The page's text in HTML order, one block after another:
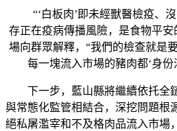
“‘白板肉’即未經獸醫檢疫、沒
存正在疫病傳播風險，是食物平
場向群眾解釋，“我們的檢查就是
每一塊流入市場的豬肉都‘身份
下一步，藍山縣將繼續依托全
與常態化監管相結合，深挖問題根
絕私屠濫宰和不及格肉品流入市場